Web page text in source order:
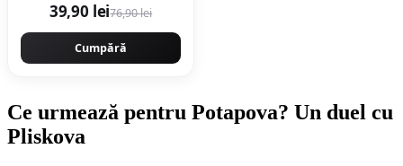
portelanata
antiderapanta
39,90 lei76,90 lei
Cumpără
Ce urmează pentru Potapova? Un duel cu
Pliskova